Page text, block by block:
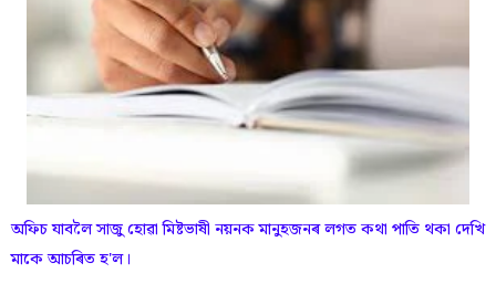
অফিচ যাবলৈ সাজু হোৱা মিষ্টভাষী নয়নক মানুহজনৰ লগত কথা পাতি থকা দেখি
মাকে আচৰিত হ'ল।